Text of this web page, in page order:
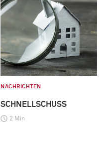
NACHRICHTEN
SCHNELLSCHUSS
2 Min